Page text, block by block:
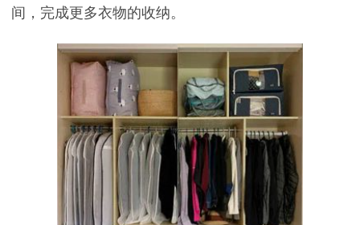
间，完成更多衣物的收纳。